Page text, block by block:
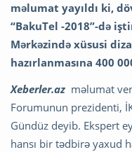
məlumat yayıldı ki,
“BakuTel -2018”-də
Mərkəzində xüsusi
hazırlanmasına 400
Xeberler.az məlumat
Forumunun prezidenti,
Gündüz deyib. Ekspert
hansı bir tədbirə yaxud